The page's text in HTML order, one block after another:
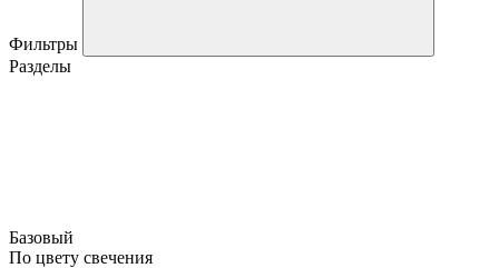
Фильтры
Разделы
Базовый
По цвету свечения